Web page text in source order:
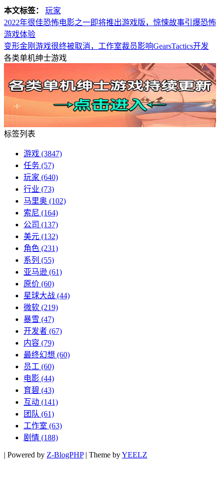
本文标签：
玩家
2022年很佳恐怖电影之一即将推出游戏版，惊悚故事引爆恐怖
游戏体验
变形金刚游戏很终被取消，工作室裁员影响GearsTactics开发
各类单机绅士游戏
标签列表
游戏 (3847)
任务 (57)
玩家 (640)
行业 (73)
马里奥 (102)
索尼 (164)
公司 (137)
美元 (132)
角色 (231)
系列 (55)
亚马逊 (61)
原价 (60)
星球大战 (44)
微软 (219)
暴雪 (47)
开发者 (67)
内容 (79)
最终幻想 (60)
员工 (60)
电影 (44)
育碧 (43)
互动 (141)
团队 (61)
工作室 (63)
剧情 (188)
| Powered by Z-BlogPHP | Theme byYEELZ